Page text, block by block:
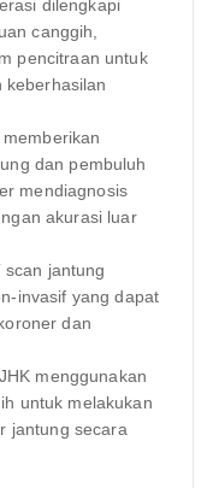
dilengkapi
canggih,
pencitraan untuk
keberhasilan
dan pembuluh
mendiagnosis
akurasi luar
scan jantung
invasif yang dapat
dan
menggunakan
untuk melakukan
jantung secara